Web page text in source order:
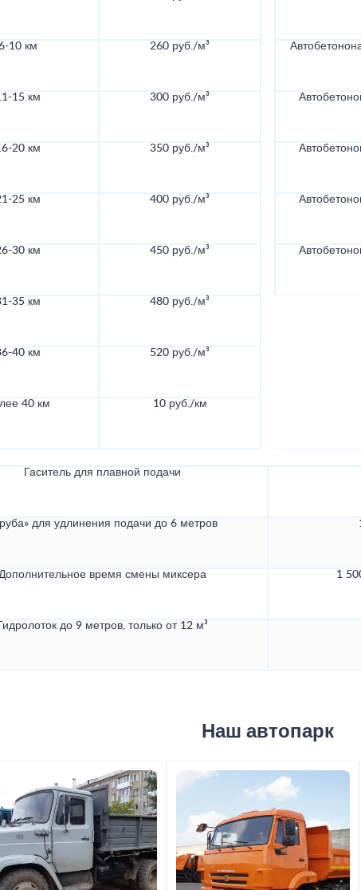
10 км 260 руб./м³
15 км 300 руб./м³
20 км 350 руб./м³
25 км 400 руб./м³
30 км 450 руб./м³
35 км 480 руб./м³
40 км 520 руб./м³
40 км 10 руб./км
Гаситель для плавной подачи
для удлинения подачи до 6 метров
время смены миксера 1
Гидролоток до 9 метров, только от 12 м³
Наш автопарк